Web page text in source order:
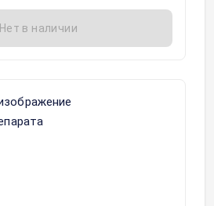
Нет в наличии